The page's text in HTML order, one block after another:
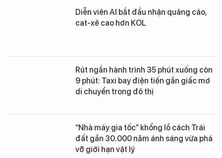
Diễn viên AI bắt đầu nhận quảng cáo,
cat-xê cao hơn KOL
Rút ngắn hành trình 35 phút xuống còn
9 phút: Taxi bay điện tiến gần giấc mơ
di chuyển trong đô thị
“Nhà máy gia tốc” khổng lồ cách Trái
đất gần 30.000 năm ánh sáng vừa phá
vỡ giới hạn vật lý